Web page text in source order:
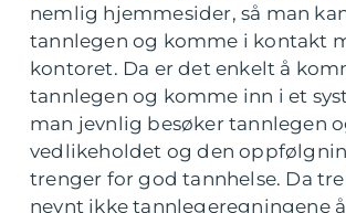
nemlig hjemmesider, så man
tannlegen og komme i kontakt
kontoret. Da er det enkelt å
tannlegen og komme inn i et
man jevnlig besøker tannlegen
vedlikeholdet og den
trenger for god tannhelse. Da
nevnt ikke tannlegeregningene